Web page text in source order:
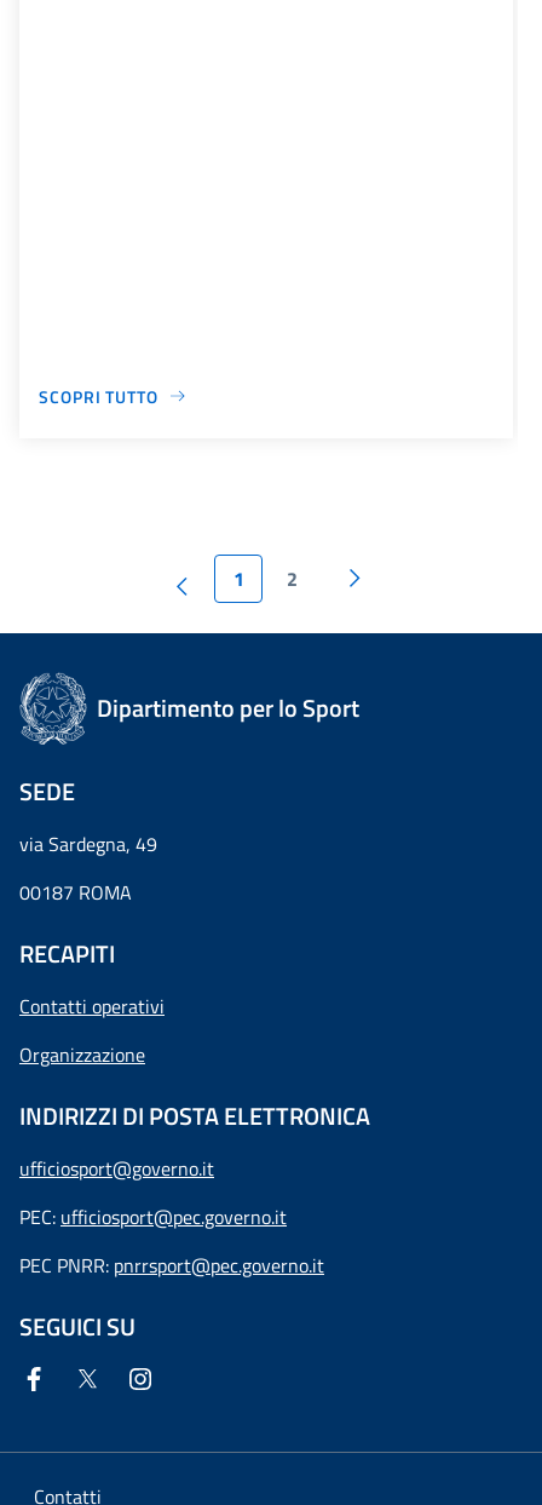
SCOPRI TUTTO
1 2
Dipartimento per lo Sport
SEDE
via Sardegna, 49
00187 ROMA
RECAPITI
Contatti operativi
Organizzazione
INDIRIZZI DI POSTA ELETTRONICA
ufficiosport@governo.it
PEC: ufficiosport@pec.governo.it
PEC PNRR: pnrrsport@pec.governo.it
SEGUICI SU
Contatti